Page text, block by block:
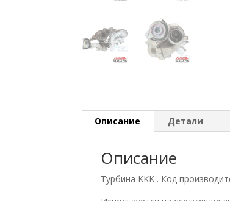
Описание Детали
Описание
Турбина KKK . Код